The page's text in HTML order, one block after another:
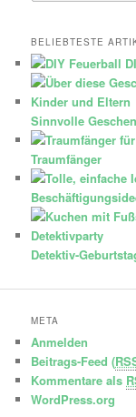
BELIEBTESTE
Sinnvolle
Traumfänger
Detektiv-
META
Anmelden
Beitrags-Feed (
Kommentare als
WordPress.org